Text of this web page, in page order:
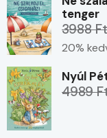
tenger
3988 Ft
20%
Nyúl
4989